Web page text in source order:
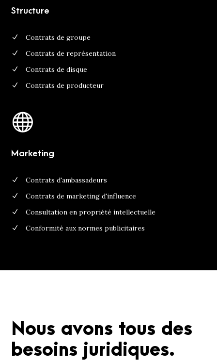
Structure
Contrats de groupe
Contrats de représentation
Contrats de disque
Contrats de producteur
Marketing
Contrats d'ambassadeurs
Contrats de marketing d'influence
Consultation en propriété intellectuelle
Conformité aux normes publicitaires
Nous avons tous des
besoins juridiques.